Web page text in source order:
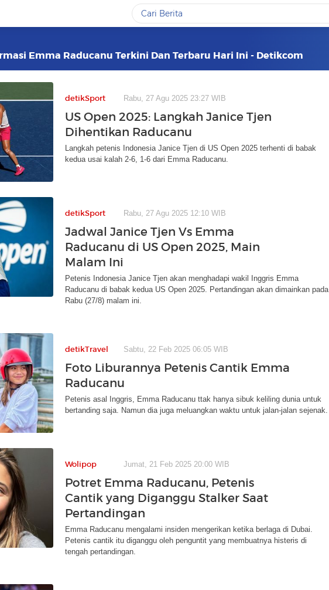
Emma Raducanu Terkini Dan Terbaru Hari Ini - Detikcom
detikSport Rabu, 27 Agu 2025 23:27 WIB
US Open 2025: Langkah Janice Tjen
Dihentikan Raducanu
Langkah petenis Indonesia Janice Tjen di US Open 2025 terhenti di babak
kedua usai kalah 2-6, 1-6 dari Emma Raducanu.
detikSport Rabu, 27 Agu 2025 12:10 WIB
Jadwal Janice Tjen Vs Emma
Raducanu di US Open 2025, Main
Malam Ini
Petenis Indonesia Janice Tjen akan menghadapi wakil Inggris Emma
Raducanu di babak kedua US Open 2025. Pertandingan akan dimainkan pada
Rabu (27/8) malam ini.
detikTravel Sabtu, 22 Feb 2025 06:05 WIB
Foto Liburannya Petenis Cantik Emma
Raducanu
Petenis asal Inggris, Emma Raducanu ttak hanya sibuk keliling dunia untuk
bertanding saja. Namun dia juga meluangkan waktu untuk jalan-jalan sejenak.
Wolipop Jumat, 21 Feb 2025 20:00 WIB
Potret Emma Raducanu, Petenis
Cantik yang Diganggu Stalker Saat
Pertandingan
Emma Raducanu mengalami insiden mengerikan ketika berlaga di Dubai.
Petenis cantik itu diganggu oleh penguntit yang membuatnya histeris di
tengah pertandingan.